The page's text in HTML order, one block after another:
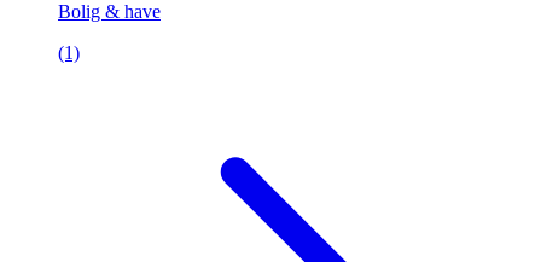
Bolig & have
(1)